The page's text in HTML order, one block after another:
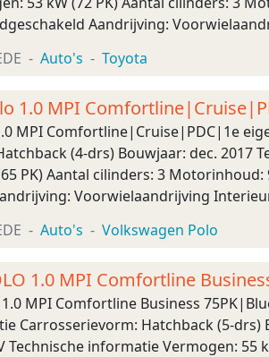
Aandrijving:
Auto's Toyota
1.0 MPI
MPI Comfortline|Cruise|PDC|1e
(4-drs) Bouwjaar: dec. 2017
PK) Aantal cilinders: 3
Voorwielaandrijving
Auto's Volkswagen Polo
1.0 MPI Comfortline
aut
1.0 MPI Comfortline Business
Carrosserievorm: Hatchback (5-
Technische informatie Vermogen: